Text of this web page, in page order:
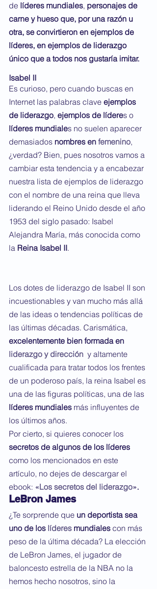
de líderes mundiales, personajes de
carne y hueso que, por una razón u
otra, se convirtieron en ejemplos de
líderes, en ejemplos de liderazgo
único que a todos nos gustaría imitar.
Isabel II
Es curioso, pero cuando buscas en
Internet las palabras clave ejemplos
de liderazgo, ejemplos de líderes o
líderes mundiales no suelen aparecer
demasiados nombres en femenino,
¿verdad? Bien, pues nosotros vamos a
cambiar esta tendencia y a encabezar
nuestra lista de ejemplos de liderazgo
con el nombre de una reina que lleva
liderando el Reino Unido desde el año
1953 del siglo pasado: Isabel
Alejandra María, más conocida como
la Reina Isabel II.
Los dotes de liderazgo de Isabel II son
incuestionables y van mucho más allá
de las ideas o tendencias políticas de
las últimas décadas. Carismática,
excelentemente bien formada en
liderazgo y dirección y altamente
cualificada para tratar todos los frentes
de un poderoso país, la reina Isabel es
una de las figuras políticas, una de las
líderes mundiales más influyentes de
los últimos años.
Por cierto, si quieres conocer los
secretos de algunos de los líderes
como los mencionados en este
artículo, no dejes de descargar el
ebook: «Los secretos del liderazgo».
LeBron James
¿Te sorprende que un deportista sea
uno de los líderes mundiales con más
peso de la última década? La elección
de LeBron James, el jugador de
baloncesto estrella de la NBA no la
hemos hecho nosotros, sino la